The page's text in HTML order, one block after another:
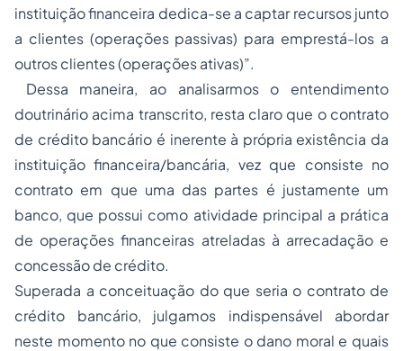
instituição financeira dedica-se a captar recursos junto
a clientes (operações passivas) para emprestá-los a
outros clientes (operações ativas)”.
Dessa maneira, ao analisarmos o entendimento
doutrinário acima transcrito, resta claro que o contrato
de crédito bancário é inerente à própria existência da
instituição financeira/bancária, vez que consiste no
contrato em que uma das partes é justamente um
banco, que possui como atividade principal a prática
de operações financeiras atreladas à arrecadação e
concessão de crédito.
Superada a conceituação do que seria o contrato de
crédito bancário, julgamos indispensável abordar
neste momento no que consiste o dano moral e quais